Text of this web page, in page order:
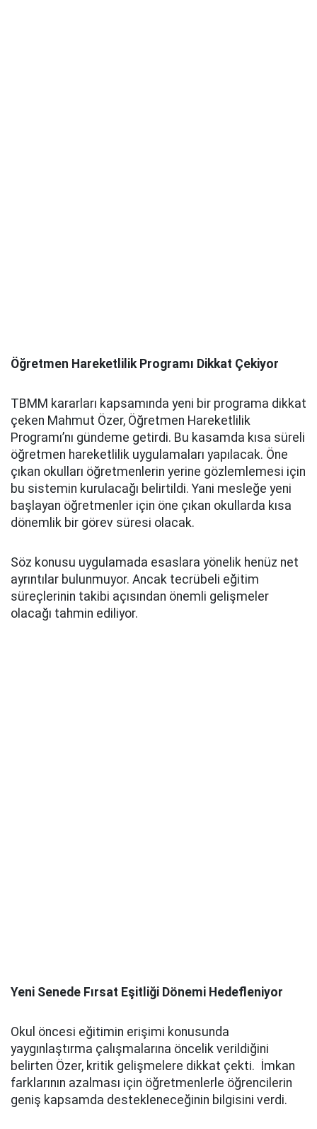
Öğretmen Hareketlilik Programı Dikkat Çekiyor
TBMM kararları kapsamında yeni bir programa dikkat
çeken Mahmut Özer, Öğretmen Hareketlilik
Programı’nı gündeme getirdi. Bu kasamda kısa süreli
öğretmen hareketlilik uygulamaları yapılacak. Öne
çıkan okulları öğretmenlerin yerine gözlemlemesi için
bu sistemin kurulacağı belirtildi. Yani mesleğe yeni
başlayan öğretmenler için öne çıkan okullarda kısa
dönemlik bir görev süresi olacak.
Söz konusu uygulamada esaslara yönelik henüz net
ayrıntılar bulunmuyor. Ancak tecrübeli eğitim
süreçlerinin takibi açısından önemli gelişmeler
olacağı tahmin ediliyor.
Yeni Senede Fırsat Eşitliği Dönemi Hedefleniyor
Okul öncesi eğitimin erişimi konusunda
yaygınlaştırma çalışmalarına öncelik verildiğini
belirten Özer, kritik gelişmelere dikkat çekti. İmkan
farklarının azalması için öğretmenlerle öğrencilerin
geniş kapsamda destekleneceğinin bilgisini verdi.